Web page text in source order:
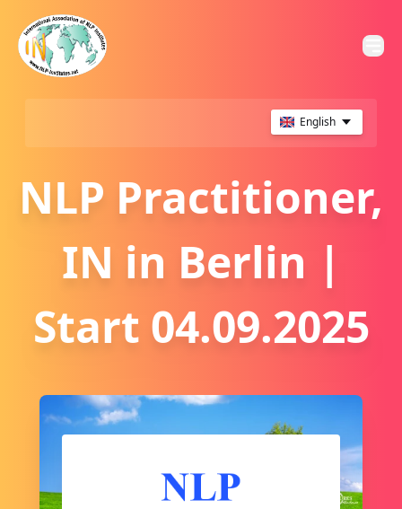
English
NLP Practitioner,
IN in Berlin |
Start 04.09.2025